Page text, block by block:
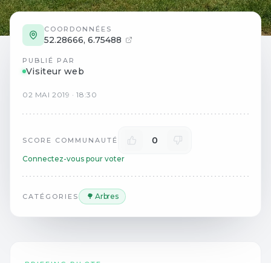
COORDONNÉES
52.28666, 6.75488
PUBLIÉ PAR
Visiteur web
02 MAI 2019 ·18:30
SCORE COMMUNAUTÉ 0
Connectez-vous pour voter
CATÉGORIES 🌳 Arbres